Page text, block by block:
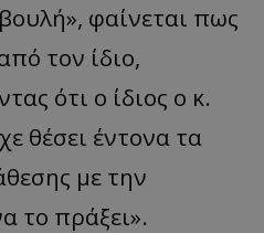
φαίνεται πως
τον ίδιο,
ότι ο ίδιος ο κ.
θέσει έντονα τα
με την
το πράξει».